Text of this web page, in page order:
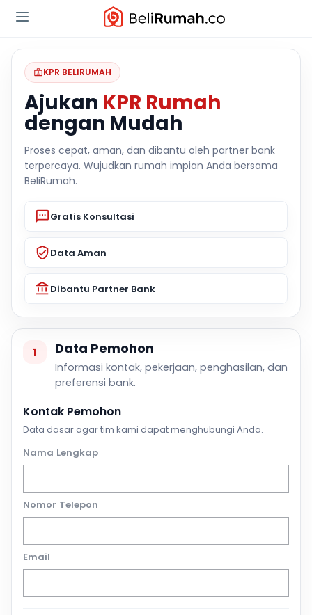
KPR BELIRUMAH
Ajukan KPR Rumah
dengan Mudah
Proses cepat, aman, dan dibantu oleh partner bank
terpercaya. Wujudkan rumah impian Anda bersama
BeliRumah.
Gratis Konsultasi
Data Aman
Dibantu Partner Bank
1 Data Pemohon
Informasi kontak, pekerjaan, penghasilan, dan
preferensi bank.
Kontak Pemohon
Data dasar agar tim kami dapat menghubungi Anda.
Nama Lengkap
Nomor Telepon
Email